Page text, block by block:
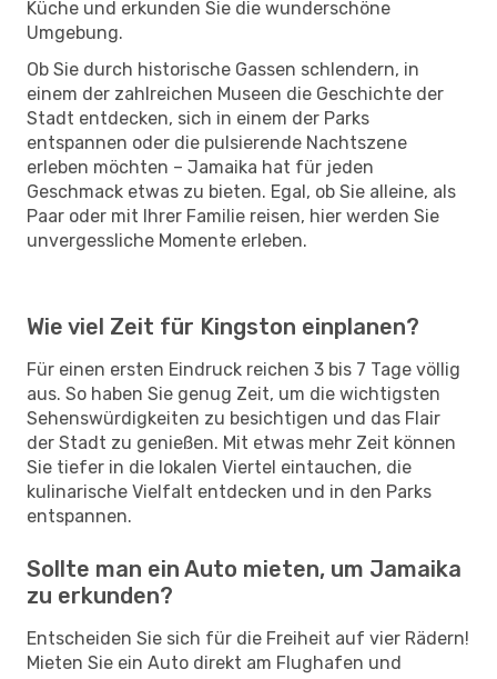
Küche und erkunden Sie die wunderschöne
Umgebung.
Ob Sie durch historische Gassen schlendern, in
einem der zahlreichen Museen die Geschichte der
Stadt entdecken, sich in einem der Parks
entspannen oder die pulsierende Nachtszene
erleben möchten – Jamaika hat für jeden
Geschmack etwas zu bieten. Egal, ob Sie alleine, als
Paar oder mit Ihrer Familie reisen, hier werden Sie
unvergessliche Momente erleben.
Wie viel Zeit für Kingston einplanen?
Für einen ersten Eindruck reichen 3 bis 7 Tage völlig
aus. So haben Sie genug Zeit, um die wichtigsten
Sehenswürdigkeiten zu besichtigen und das Flair
der Stadt zu genießen. Mit etwas mehr Zeit können
Sie tiefer in die lokalen Viertel eintauchen, die
kulinarische Vielfalt entdecken und in den Parks
entspannen.
Sollte man ein Auto mieten, um Jamaika
zu erkunden?
Entscheiden Sie sich für die Freiheit auf vier Rädern!
Mieten Sie ein Auto direkt am Flughafen und